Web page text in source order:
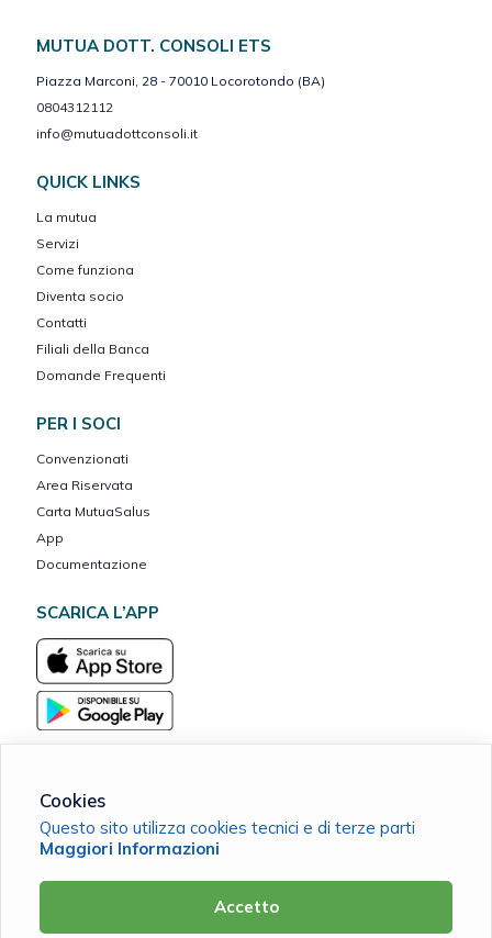
MUTUA DOTT. CONSOLI ETS
Piazza Marconi, 28 - 70010 Locorotondo (BA)
0804312112
info@mutuadottconsoli.it
QUICK LINKS
La mutua
Servizi
Come funziona
Diventa socio
Contatti
Filiali della Banca
Domande Frequenti
PER I SOCI
Convenzionati
Area Riservata
Carta MutuaSalus
App
Documentazione
SCARICA L’APP
Mutua Dott. Consoli ETS
C.F. 91141570720 |Cookie Policy
Cookies
Questo sito utilizza cookies tecnici e di terze parti
Maggiori Informazioni
Accetto